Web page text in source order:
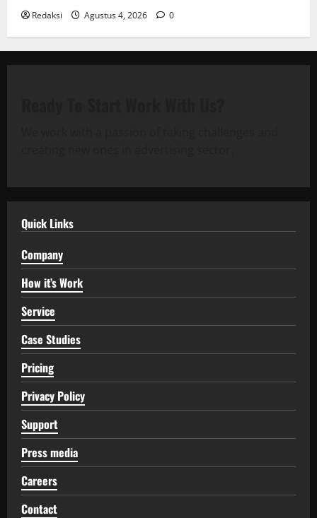
Redaksi Agustus 4, 2026 0
Quick Links
Company
How it’s Work
Service
Case Studies
Pricing
Privacy Policy
Support
Press media
Careers
Contact